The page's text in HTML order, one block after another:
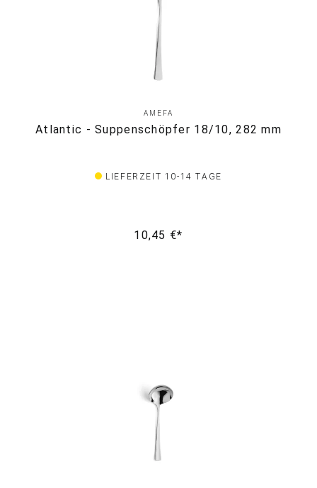
AMEFA
Atlantic - Suppenschöpfer 18/10, 282 mm
LIEFERZEIT 10-14 TAGE
10,45 €*